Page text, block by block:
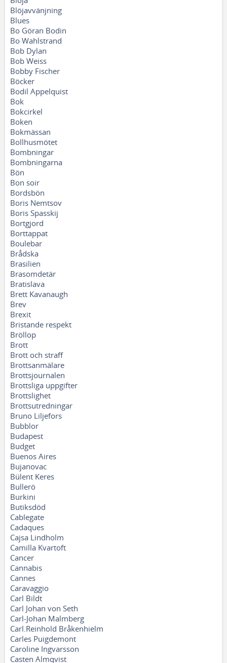
Blöjavvänjning
Blues
Bo Göran Bodin
Bo Wahlstrand
Bob Dylan
Bob Weiss
Bobby Fischer
Böcker
Bodil Appelquist
Bok
Bokcirkel
Boken
Bokmässan
Bollhusmötet
Bombningar
Bombningarna
Bön
Bon soir
Bordsbön
Boris Nemtsov
Boris Spasskij
Bortgjord
Borttappat
Boulebar
Brådska
Brasilien
Brasomdetär
Bratislava
Brett Kavanaugh
Brev
Brexit
Bristande respekt
Bröllop
Brott
Brott och straff
Brottsanmälare
Brottsjournalen
Brottsliga uppgifter
Brottslighet
Brottsutredningar
Bruno Liljefors
Bubblor
Budapest
Budget
Buenos Aires
Bujanovac
Bülent Keres
Bullerö
Burkini
Butiksdöd
Cablegate
Cadaques
Cajsa Lindholm
Camilla Kvartoft
Cancer
Cannabis
Cannes
Caravaggio
Carl Bildt
Carl Johan von Seth
Carl-Johan Malmberg
Carl.Reinhold Bråkenhielm
Carles Puigdemont
Caroline Ingvarsson
Casten Almqvist